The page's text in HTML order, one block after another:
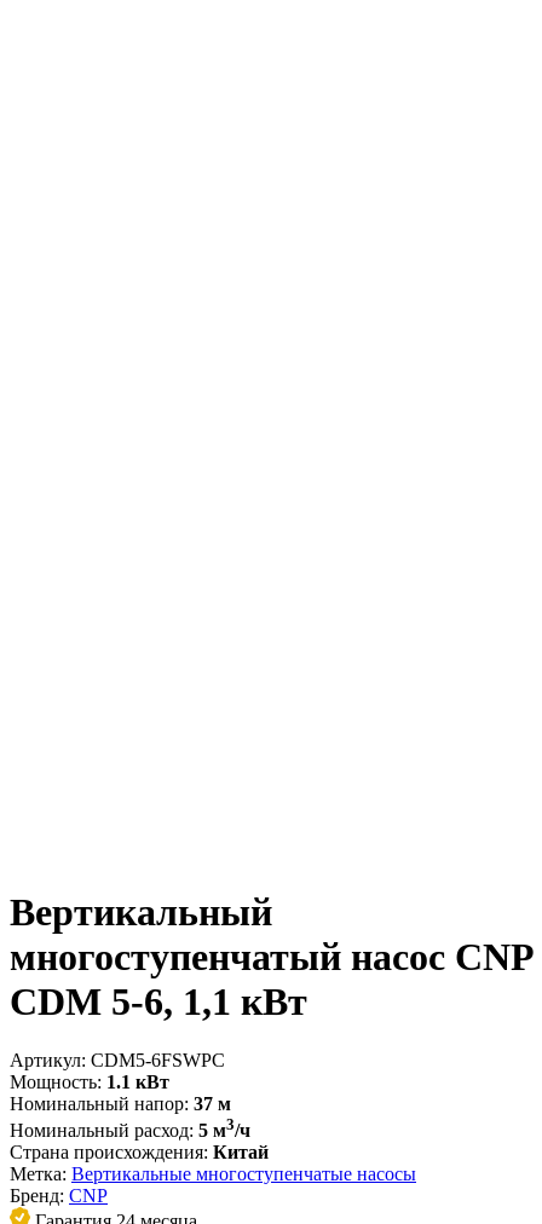
Вертикальный
многоступенчатый насос CNP
CDM 5-6, 1,1 кВт
Артикул: CDM5-6FSWPC
Мощность: 1.1 кВт
Номинальный напор: 37 м
Номинальный расход: 5 м3/ч
Страна происхождения: Китай
Метка: Вертикальные многоступенчатые насосы
Бренд: CNP